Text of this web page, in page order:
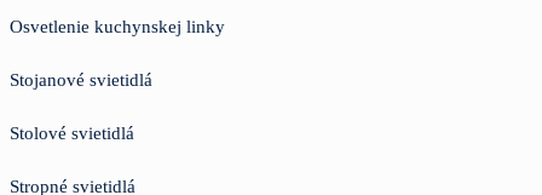
Osvetlenie kuchynskej linky
Stojanové svietidlá
Stolové svietidlá
Stropné svietidlá